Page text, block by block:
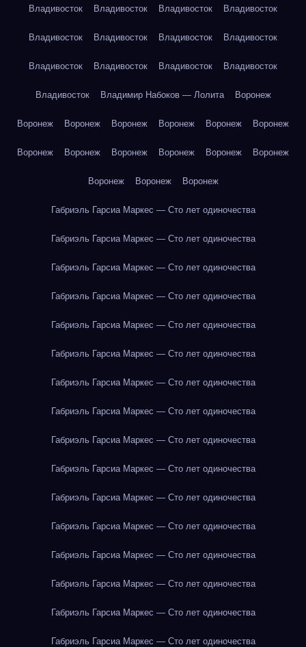
Владивосток Владивосток Владивосток Владивосток
Владивосток Владивосток Владивосток Владивосток
Владивосток Владивосток Владивосток Владивосток
Владивосток Владимир Набоков — Лолита Воронеж
Воронеж Воронеж Воронеж Воронеж Воронеж Воронеж
Воронеж Воронеж Воронеж Воронеж Воронеж Воронеж
Воронеж Воронеж Воронеж
Габриэль Гарсиа Маркес — Сто лет одиночества
Габриэль Гарсиа Маркес — Сто лет одиночества
Габриэль Гарсиа Маркес — Сто лет одиночества
Габриэль Гарсиа Маркес — Сто лет одиночества
Габриэль Гарсиа Маркес — Сто лет одиночества
Габриэль Гарсиа Маркес — Сто лет одиночества
Габриэль Гарсиа Маркес — Сто лет одиночества
Габриэль Гарсиа Маркес — Сто лет одиночества
Габриэль Гарсиа Маркес — Сто лет одиночества
Габриэль Гарсиа Маркес — Сто лет одиночества
Габриэль Гарсиа Маркес — Сто лет одиночества
Габриэль Гарсиа Маркес — Сто лет одиночества
Габриэль Гарсиа Маркес — Сто лет одиночества
Габриэль Гарсиа Маркес — Сто лет одиночества
Габриэль Гарсиа Маркес — Сто лет одиночества
Габриэль Гарсиа Маркес — Сто лет одиночества